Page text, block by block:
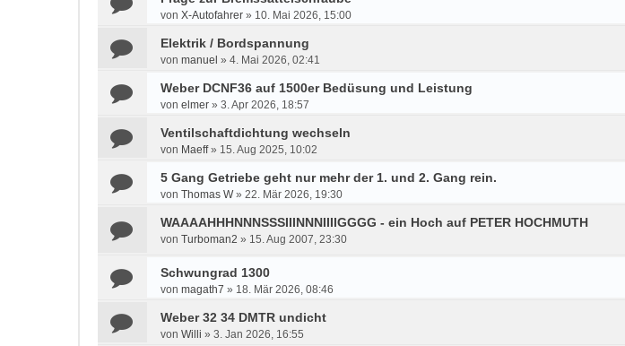
von X-Autofahrer » 10. Mai 2026, 15:00
Elektrik / Bordspannung
von manuel » 4. Mai 2026, 02:41
Weber DCNF36 auf 1500er Bedüsung und Leistung
von elmer » 3. Apr 2026, 18:57
Ventilschaftdichtung wechseln
von Maeff» 15. Aug 2025, 10:02
5 Gang Getriebe geht nur mehr der 1. und 2. Gang rein.
von Thomas W» 22. Mär 2026, 19:30
WAAAAHHHNNNSSSIIINNNIIIIGGGG - ein Hoch auf PETER HOCHMUTH
von Turboman2 » 15. Aug 2007, 23:30
Schwungrad 1300
von magath7 » 18. Mär 2026, 08:46
Weber 32 34 DMTR undicht
von Willi » 3. Jan 2026, 16:55